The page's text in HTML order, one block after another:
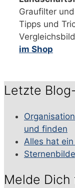
Graufilter
Tipps und
im Shop
Letzte
und finden
Alles hat
Melde